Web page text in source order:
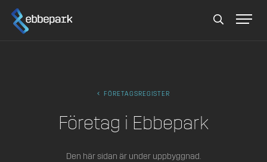
Sök
FÖRETAGSREGISTER
Företag i Ebbepark
Den här sidan är under uppbyggnad.